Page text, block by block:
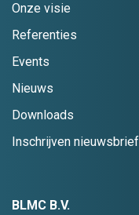
Onze visie
Referenties
Events
Nieuws
Downloads
Inschrijven nieuwsbrief
BLMC B.V.